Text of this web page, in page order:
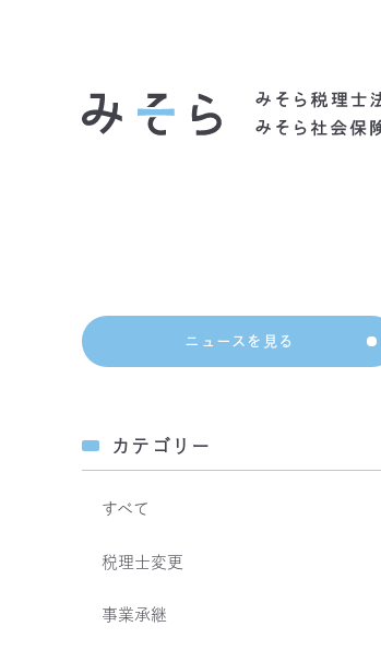
ニュースを見る
カテゴリー
すべて
税理士変更
事業承継